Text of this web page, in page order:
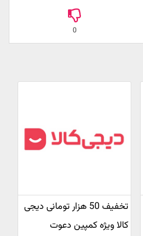
0
تخفیف 50 هزار تومانی دیجی
کالا ویژه کمپین دعوت